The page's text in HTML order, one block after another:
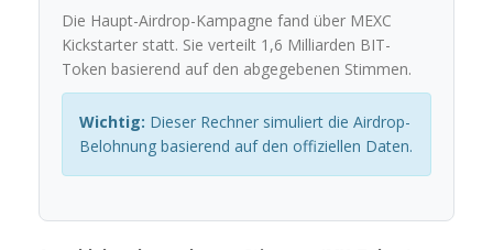
Die Haupt-Airdrop-Kampagne fand über MEXC
Kickstarter statt. Sie verteilt 1,6 Milliarden BIT-
Token basierend auf den abgegebenen Stimmen.
Wichtig: Dieser Rechner simuliert die Airdrop-
Belohnung basierend auf den offiziellen Daten.